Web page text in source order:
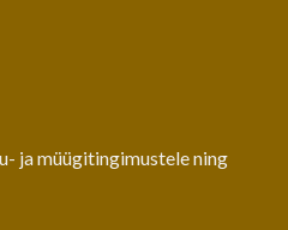
ja müügitingimustelening